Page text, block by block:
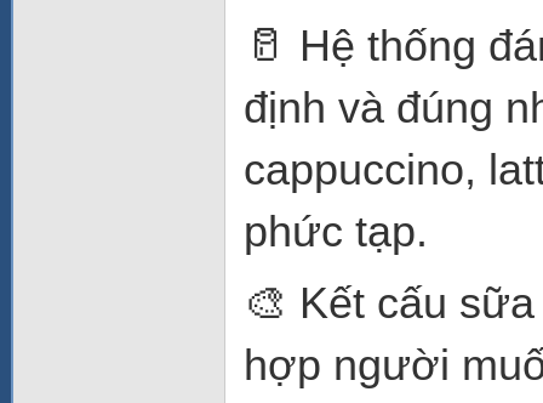
🥛 Hệ thống
định và đúng
cappuccino,
phức tạp.
🎨 Kết cấu
hợp người